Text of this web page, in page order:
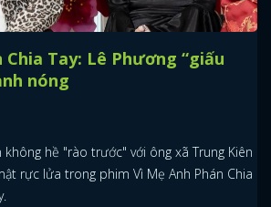
Chia Tay: Lê Phương “giấu
nóng
hề "rào trước" với ông xã Trung Kiên
rực lửa trong phim Vì Mẹ Anh Phán Chia